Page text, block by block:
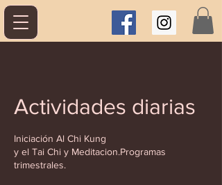
Actividades diarias
Iniciación Al Chi Kung
y el Tai Chi y Meditacion.Programas
trimestrales.